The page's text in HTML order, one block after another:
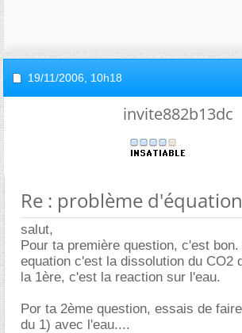
19/11/2006, 10h18
invite882b13dc
Re : problème
salut,
Pour ta première question, c'est bon.
equation c'est la dissolution du CO2
la 1ère, c'est la reaction sur l'eau.
Por ta 2ème question, essais de
du 1) avec l'eau....